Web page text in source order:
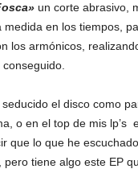
un corte abrasivo,
medida en los tiempos,
los armónicos,
el disco como
o en el top de mis lp’s
que lo que he
pero tiene algo este EP